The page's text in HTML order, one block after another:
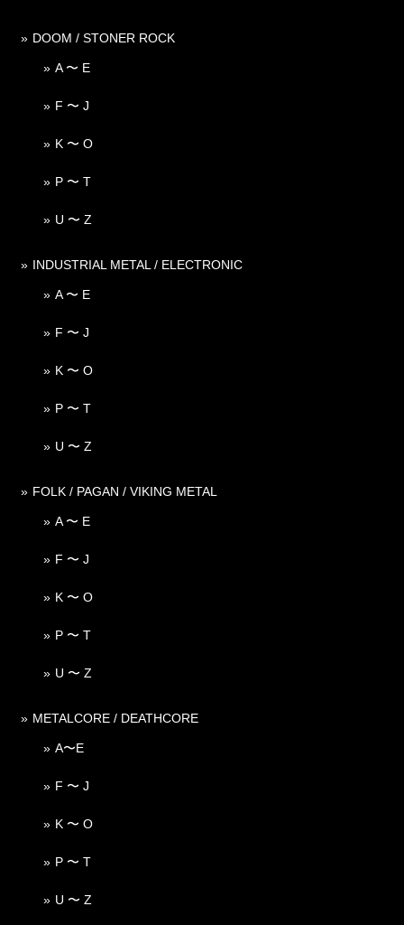
DOOM / STONER ROCK
A 〜 E
F 〜 J
K 〜 O
P 〜 T
U 〜 Z
INDUSTRIAL METAL / ELECTRONIC
A 〜 E
F 〜 J
K 〜 O
P 〜 T
U 〜 Z
FOLK / PAGAN / VIKING METAL
A 〜 E
F 〜 J
K 〜 O
P 〜 T
U 〜 Z
METALCORE / DEATHCORE
A〜E
F 〜 J
K 〜 O
P 〜 T
U 〜 Z